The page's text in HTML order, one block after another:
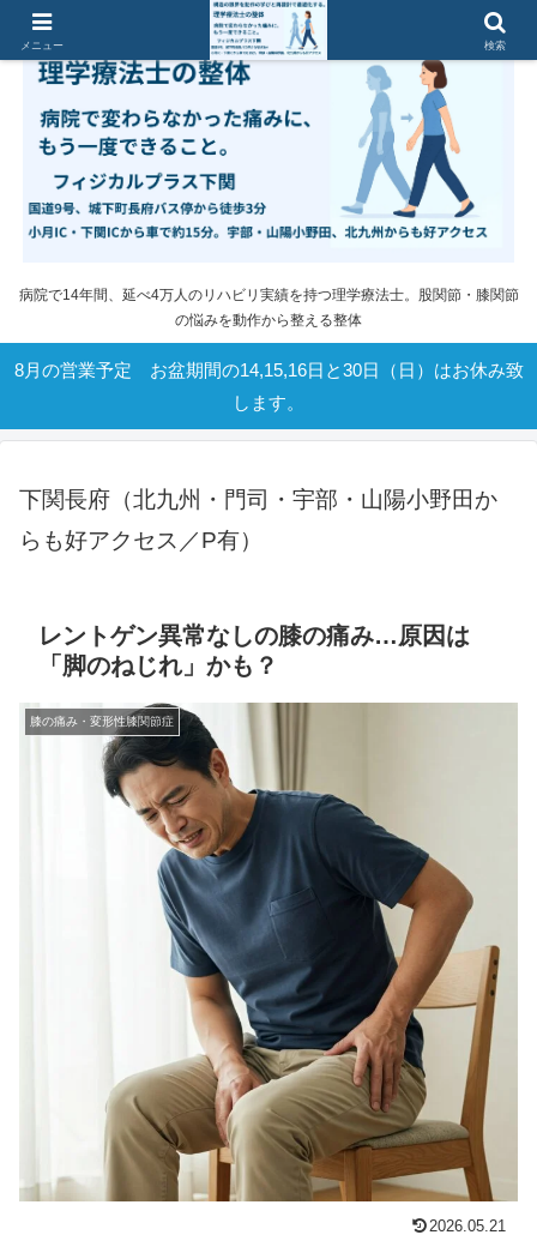
病院で14年間、延べ4万人のリハビリ実績を持つ理学療法士。股関節・膝関節
の悩みを動作から整える整体
8月の営業予定 お盆期間の14,15,16日と30日（日）はお休み致
します。
下関長府（北九州・門司・宇部・山陽小野田か
らも好アクセス／P有）
レントゲン異常なしの膝の痛み…原因は
「脚のねじれ」かも？
膝の痛み・変形性膝関節症
2026.05.21
メニュー 検索